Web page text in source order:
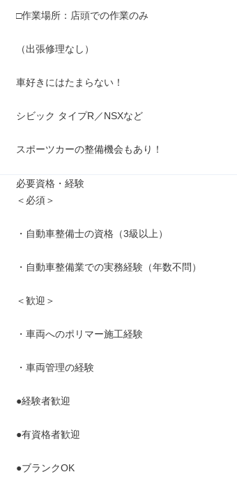
□作業場所：店頭での作業のみ
（出張修理なし）
車好きにはたまらない！
シビック タイプR／NSXなど
スポーツカーの整備機会もあり！
必要資格・経験
＜必須＞
・自動車整備士の資格（3級以上）
・自動車整備業での実務経験（年数不問）
＜歓迎＞
・車両へのポリマー施工経験
・車両管理の経験
●経験者歓迎
●有資格者歓迎
●ブランクOK